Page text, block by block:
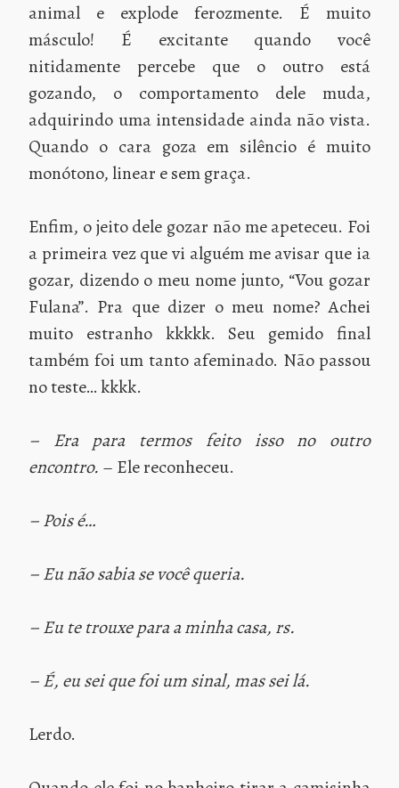
animal e explode ferozmente. É muito
másculo! É excitante quando você
nitidamente percebe que o outro está
gozando, o comportamento dele muda,
adquirindo uma intensidade ainda não vista.
Quando o cara goza em silêncio é muito
monótono, linear e sem graça.
Enfim, o jeito dele gozar não me apeteceu. Foi
a primeira vez que vi alguém me avisar que ia
gozar, dizendo o meu nome junto, “Vou gozar
Fulana”. Pra que dizer o meu nome? Achei
muito estranho kkkkk. Seu gemido final
também foi um tanto afeminado. Não passou
no teste… kkkk.
– Era para termos feito isso no outro
encontro. – Ele reconheceu.
– Pois é…
– Eu não sabia se você queria.
– Eu te trouxe para a minha casa, rs.
– É, eu sei que foi um sinal, mas sei lá.
Lerdo.